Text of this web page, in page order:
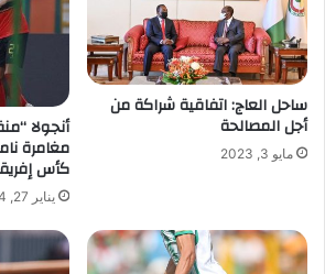
ساحل العاج: اتفاقية شراكة من
أجل المصالحة
مايو 3, 2023
أنجولا
مغامرة
كأس
يناير 27, 2024